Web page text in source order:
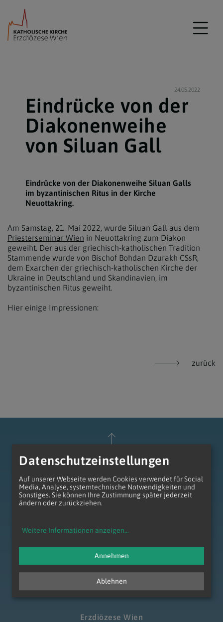
24.05.2022
Eindrücke von der
Diakonenweihe
von Siluan Gall
Eindrücke von der Diakonenweihe Siluan Galls
im byzantinischen Ritus in der Kirche
Neuottakring.
Am Samstag, 21. Mai 2022, wurde Siluan Gall aus dem
Priesterseminar Wien in Neuottakring zum Diakon
geweiht. Der aus der griechisch-katholischen Tradition
Stammende wurde von Bischof Bohdan Dzurakh CSsR,
dem Exarchen der griechisch-katholischen Kirche der
Ukraine in Deutschland und Skandinavien, im
byzantinischen Ritus geweiht.
Hier einige Impressionen:
zurück
zum Anfang der Seite
Erzdiözese Wien
Datenschutzeinstellungen
Auf unserer Webseite werden Cookies verwendet für Social
Media, Analyse, systemtechnische Notwendigkeiten und
Sonstiges. Sie können Ihre Zustimmung später jederzeit
ändern oder zurückziehen.
Weitere Informationen anzeigen...
Ablehnen
Annehmen